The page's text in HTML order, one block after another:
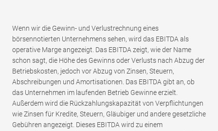
Wenn wir die Gewinn- und Verlustrechnung eines
börsennotierten Unternehmens sehen, wird das EBITDA als
operative Marge angezeigt. Das EBITDA zeigt, wie der Name
schon sagt, die Höhe des Gewinns oder Verlusts nach Abzug der
Betriebskosten, jedoch vor Abzug von Zinsen, Steuern,
Abschreibungen und Amortisationen. Das EBITDA gibt an, ob
das Unternehmen im laufenden Betrieb Gewinne erzielt.
Außerdem wird die Rückzahlungskapazität von Verpflichtungen
wie Zinsen für Kredite, Steuern, Gläubiger und andere gesetzliche
Gebühren angezeigt. Dieses EBITDA wird zu einem